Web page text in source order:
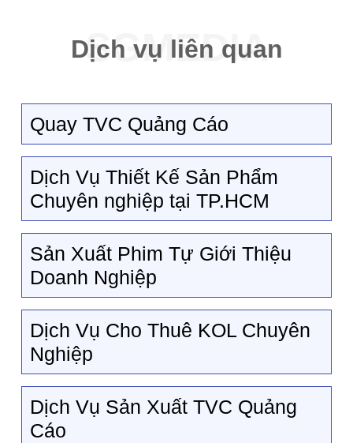
Dịch vụ liên quan
Quay TVC Quảng Cáo
Dịch Vụ Thiết Kế Sản Phẩm
Chuyên nghiệp tại TP.HCM
Sản Xuất Phim Tự Giới Thiệu
Doanh Nghiệp
Dịch Vụ Cho Thuê KOL Chuyên
Nghiệp
Dịch Vụ Sản Xuất TVC Quảng
Cáo